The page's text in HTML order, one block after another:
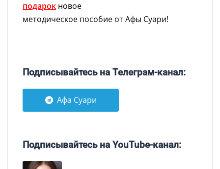
подарок новое
методическое пособие от Афы Суари!
Подписывайтесь на Телеграм-канал:
Афа Суари
Подписывайтесь на YouTube-канал: